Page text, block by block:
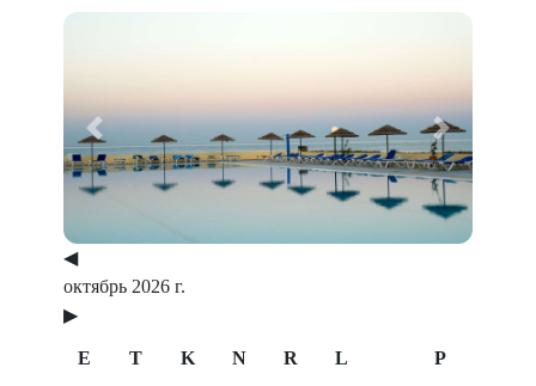
Previous Next
◀
октябрь 2026 г.
▶
E T K N R L P